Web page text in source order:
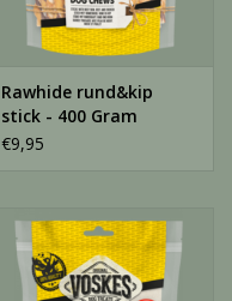
Rawhide rund&kip
stick - 400 Gram
€9,95